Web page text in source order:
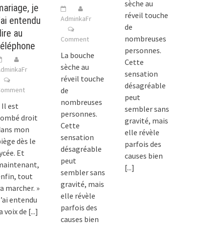
je
entendu
au
Il est
droit
mon
dès le
Et
tout
marcher. »
entendu
voix de [...]
AdminkaFr
Comment
La bouche
sèche au
réveil touche
de
nombreuses
personnes.
Cette
sensation
désagréable
peut
sembler sans
gravité, mais
elle révèle
parfois des
causes bien
sèche au
réveil touche
de
nombreuses
personnes.
Cette
sensation
désagréable
peut
sembler sans
gravité, mais
elle révèle
parfois des
causes bien
[...]